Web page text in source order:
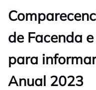
de Facenda
para
Anual 2023